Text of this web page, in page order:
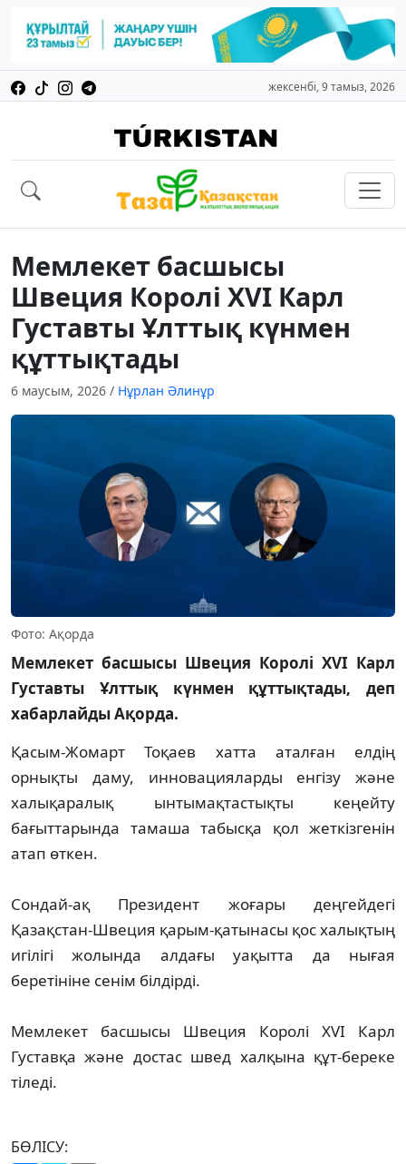
жексенбі, 9 тамыз, 2026
Мемлекет басшысы
Швеция Королі XVI Карл
Густавты Ұлттық күнмен
құттықтады
6 маусым, 2026 / Нұрлан Әлинұр
Фото: Ақорда
Мемлекет басшысы Швеция Королі XVI Карл
Густавты Ұлттық күнмен құттықтады, деп
хабарлайды Ақорда.
Қасым-Жомарт Тоқаев хатта аталған елдің
орнықты даму, инновацияларды енгізу және
халықаралық ынтымақтастықты кеңейту
бағыттарында тамаша табысқа қол жеткізгенін
атап өткен.
Сондай-ақ Президент жоғары деңгейдегі
Қазақстан-Швеция қарым-қатынасы қос халықтың
игілігі жолында алдағы уақытта да нығая
беретініне сенім білдірді.
Мемлекет басшысы Швеция Королі XVI Карл
Густавқа және достас швед халқына құт-береке
тіледі.
БӨЛІСУ: